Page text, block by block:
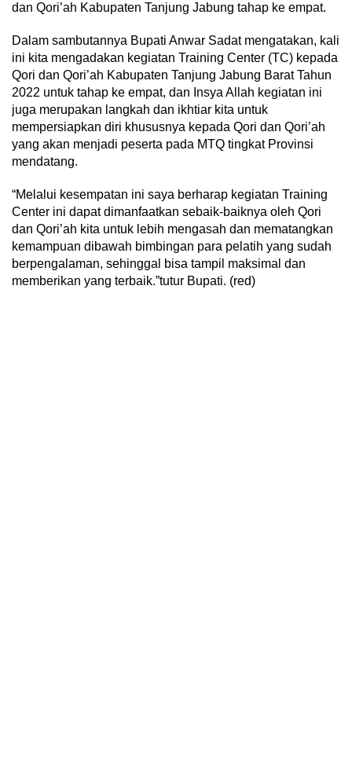
dan Qori’ah Kabupaten Tanjung Jabung tahap ke empat.
Dalam sambutannya Bupati Anwar Sadat mengatakan, kali
ini kita mengadakan kegiatan Training Center (TC) kepada
Qori dan Qori’ah Kabupaten Tanjung Jabung Barat Tahun
2022 untuk tahap ke empat, dan Insya Allah kegiatan ini
juga merupakan langkah dan ikhtiar kita untuk
mempersiapkan diri khususnya kepada Qori dan Qori’ah
yang akan menjadi peserta pada MTQ tingkat Provinsi
mendatang.
“Melalui kesempatan ini saya berharap kegiatan Training
Center ini dapat dimanfaatkan sebaik-baiknya oleh Qori
dan Qori’ah kita untuk lebih mengasah dan mematangkan
kemampuan dibawah bimbingan para pelatih yang sudah
berpengalaman, sehinggal bisa tampil maksimal dan
memberikan yang terbaik.”tutur Bupati. (red)